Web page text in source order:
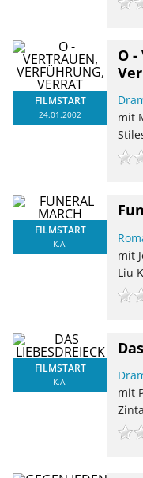
FILMSTART
24.01.2002
O
mit
FILMSTART
K.A.
mit
Liu
FILMSTART
K.A.
mit
Zinta